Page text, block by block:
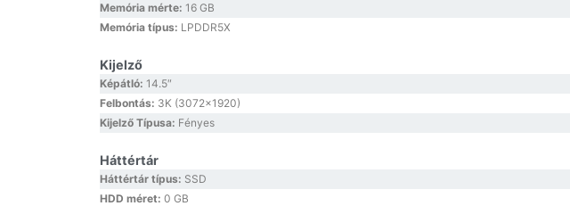
Memória mérte: 16 GB
Memória típus: LPDDR5X
Kijelző
Képátló: 14.5″
Felbontás: 3K (3072×1920)
Kijelző Típusa: Fényes
Háttértár
Háttértár típus: SSD
HDD méret: 0 GB